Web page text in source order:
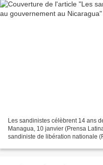
Les sandinistes célèbrent 14 ans
Managua, 10 janvier (Prensa
sandiniste de libération nationale